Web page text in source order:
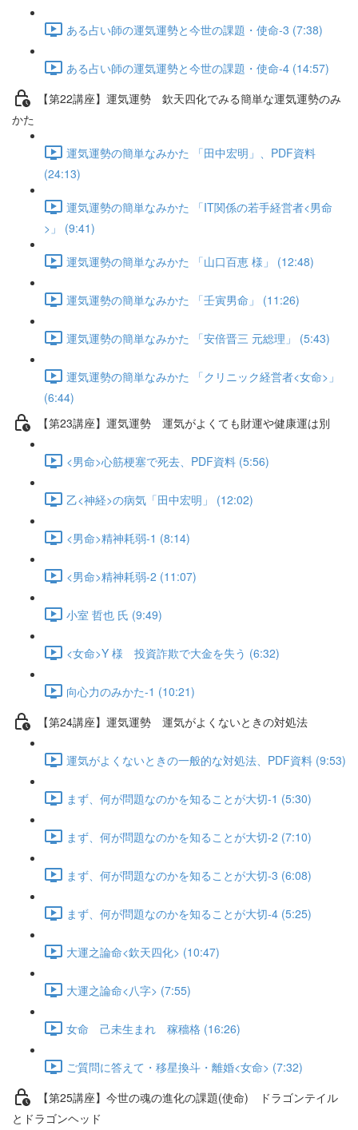
ある占い師の運気運勢と今世の課題・使命-3 (7:38)
ある占い師の運気運勢と今世の課題・使命-4 (14:57)
【第22講座】運気運勢 欽天四化でみる簡単な運気運勢のみ
かた
運気運勢の簡単なみかた 「田中宏明」、PDF資料
(24:13)
運気運勢の簡単なみかた 「IT関係の若手経営者<男命
>」 (9:41)
運気運勢の簡単なみかた 「山口百恵 様」 (12:48)
運気運勢の簡単なみかた 「壬寅男命」 (11:26)
運気運勢の簡単なみかた 「安倍晋三 元総理」 (5:43)
運気運勢の簡単なみかた 「クリニック経営者<女命>」
(6:44)
【第23講座】運気運勢 運気がよくても財運や健康運は別
<男命>心筋梗塞で死去、PDF資料 (5:56)
乙<神経>の病気「田中宏明」 (12:02)
<男命>精神耗弱-1 (8:14)
<男命>精神耗弱-2 (11:07)
小室 哲也 氏 (9:49)
<女命>Y 様 投資詐欺で大金を失う (6:32)
向心力のみかた-1 (10:21)
【第24講座】運気運勢 運気がよくないときの対処法
運気がよくないときの一般的な対処法、PDF資料 (9:53)
まず、何が問題なのかを知ることが大切-1 (5:30)
まず、何が問題なのかを知ることが大切-2 (7:10)
まず、何が問題なのかを知ることが大切-3 (6:08)
まず、何が問題なのかを知ることが大切-4 (5:25)
大運之論命<欽天四化> (10:47)
大運之論命<八字> (7:55)
女命 己未生まれ 稼穡格 (16:26)
ご質問に答えて・移星換斗・離婚<女命> (7:32)
【第25講座】今世の魂の進化の課題(使命) ドラゴンテイル
とドラゴンヘッド